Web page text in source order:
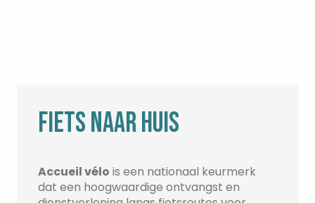
FIETS NAAR HUIS
Accueil vélo is een nationaal keurmerk
dat een hoogwaardige ontvangst en